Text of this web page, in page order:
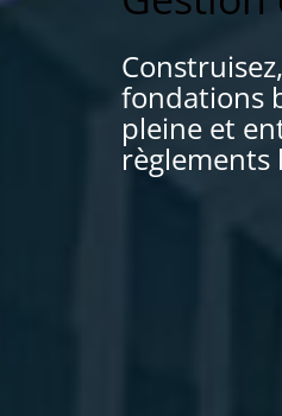
fondations
pleine et
règlements